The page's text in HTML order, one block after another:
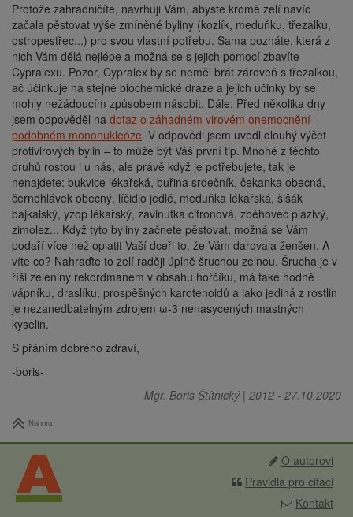
Protože zahradničíte, navrhuji Vám, abyste kromě zelí navíc
začala pěstovat výše zmíněné byliny (kozlík, meduňku, třezalku,
ostropestřec...) pro svou vlastní potřebu. Sama poznáte, která z
nich Vám dělá nejlépe a možná se s jejich pomocí zbavíte
Cypralexu. Pozor, Cypralex by se neměl brát zároveň s třezalkou,
ač účinkuje na stejné biochemické dráze a jejich účinky by se
mohly nežádoucím způsobem násobit. Dále: Před několika dny
jsem odpověděl na dotaz o záhadném virovém onemocnění
podobném mononukleóze. V odpovědi jsem uvedl dlouhý výčet
protivirových bylin – to může být Váš první tip. Mnohé z těchto
druhů rostou i u nás, ale právě když je potřebujete, tak je
nenajdete: bukvice lékařská, buřina srdečník, čekanka obecná,
černohlávek obecný, líčidlo jedlé, meduňka lékařská, šišák
bajkalský, yzop lékařský, zavinutka citronová, zběhovec plazivý,
zimolez... Když tyto byliny začnete pěstovat, možná se Vám
podaří více než oplatit Vaší dceři to, že Vám darovala ženšen. A
víte co? Nahraďte to zelí raději úplně šruchou zelnou. Šrucha je v
říši zeleniny rekordmanem v obsahu hořčíku, má také hodně
vápníku, draslíku, prospěšných karotenoidů a jako jediná z rostlin
je nezanedbatelným zdrojem ω-3 nenasycených mastných
kyselin.
S přáním dobrého zdraví,
-boris-
Mgr. Boris Štítnický | 2012 - 27.10.2020
Nahoru
O autorovi
Pravidla pro citaci
Kontakt